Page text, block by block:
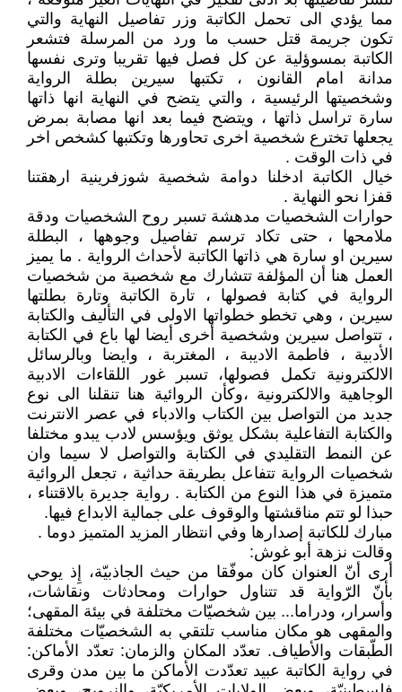
مما يؤدي الى تحمل الكاتبة وزر تفاصيل النهاية والتي
تكون جريمة قتل حسب ما ورد من المرسلة فتشعر
الكاتبة بمسوؤلية عن كل فصل فيها تقريبا وترى نفسها
مدانة امام القانون ، تكتبها سيرين بطلة الرواية
وشخصيتها الرئيسية ، والتي يتضح في النهاية انها ذاتها
سارة تراسل ذاتها ، ويتضح فيما بعد انها مصابة بمرض
يجعلها تخترع شخصية اخرى تحاورها وتكتبها كشخص اخر
في ذات الوقت .
خيال الكاتبة ادخلنا دوامة شخصية شوزفرينية ارهقتنا
قفزا نحو النهاية .
حوارات الشخصيات مدهشة تسبر روح الشخصيات ودقة
ملامحها ، حتى تكاد ترسم تفاصيل وجوهها ، البطلة
سيرين او سارة هي ذاتها الكاتبة لأحداث الرواية . ما يميز
العمل هنا أن المؤلفة تتشارك مع شخصية من شخصيات
الرواية في كتابة فصولها ، تارة الكاتبة وتارة بطلتها
سيرين ، وهي تخطو خطواتها الاولى في التأليف والكتابة
، تتواصل سيرين وشخصية أخرى أيضا لها باع في الكتابة
الأدبية ، فاطمة الاديبة ، المغتربة ، وايضا وبالرسائل
الالكترونية تكمل فصولها، تسبر غور اللقاءات الادبية
الوجاهية والالكترونية ،وكأن الروائية هنا تنقلنا الى نوع
جديد من التواصل بين الكتاب والادباء في عصر الانترنت
والكتابة التفاعلية بشكل يوثق ويؤسس لادب يبدو مختلفا
عن النمط التقليدي في الكتابة والتواصل لا سيما وان
شخصيات الرواية تتفاعل بطريقة حداثية ، تجعل الروائية
متميزة في هذا النوع من الكتابة . رواية جديرة بالاقتناء ،
حبذا لو تتم مناقشتها والوقوف على جمالية الابداع فيها.
مبارك للكاتبة إصدارها وفي انتظار المزيد المتميز دوما .
وقالت نزهة أبو غوش:
أرى أنّ العنوان كان موفّقا من حيث الجاذبيّة، إِذ يوحي
بأنّ الرّواية قد تتناول حوارات ومحادثات ونقاشات،
وأسرار، ودراما... بين شخصيّات مختلفة في بيئة المقهى؛
والمقهى هو مكان مناسب تلتقي به الشخصيّات مختلفة
الطّبقات والأطياف. تعدّد المكان والزمان: تعدّد الأماكن:
في رواية الكاتبة عبيد تعدّدت الأماكن ما بين مدن وقرى